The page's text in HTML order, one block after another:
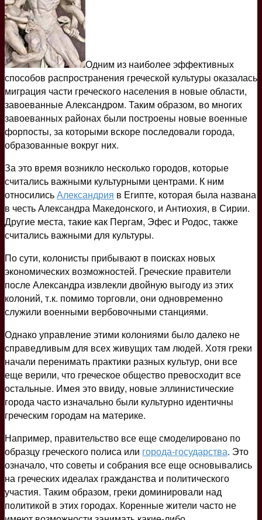
Одним из наиболее эффективных
способов распространения греческой культуры оказалась
миграция части греческого населения в новые области,
завоеванные Александром. Таким образом, во многих
завоеванных районах были построены новые военные
форпосты, за которыми вскоре последовали города,
образованные вокруг них.
За это время возникло несколько городов, которые
считались важными культурными центрами. К ним
относилисьАлександрия в Египте, которая была названа
в честь Александра Македонского, и Антиохия, в Сирии.
Другие места, такие как Пергам, Эфес и Родос, также
считались важными для культуры.
По сути, колонисты прибывают в поисках новых
экономических возможностей. Греческие правители
после Александра извлекли двойную выгоду из этих
колоний, т.к. помимо торговли, они одновременно
служили военными вербовочными станциями.
Однако управление этими колониями было далеко не
справедливым для всех живущих там людей. Хотя греки
начали перенимать практики разных культур, они все
еще верили, что греческое общество превосходит все
остальные. Имея это ввиду, новые эллинистические
города часто изначально были культурно идентичны
греческим городам на материке.
Например, правительство все еще смоделировано по
образцу греческого полиса или города-государства. Это
означало, что советы и собрания все еще основывались
на греческих идеалах гражданства и политического
участия. Таким образом, греки доминировали над
политикой в ​​этих городах. Коренные жители часто не